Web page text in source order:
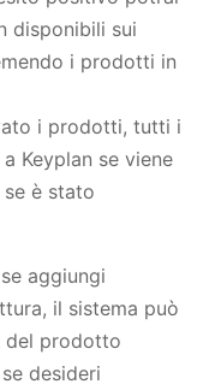
disponibili sui
i prodotti in
i prodotti, tutti i
Keyplan se viene
è stato
aggiungi
il sistema può
del prodotto
desideri